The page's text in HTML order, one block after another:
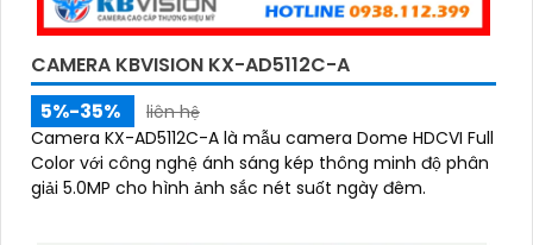
CAMERA KBVISION KX-AD5112C-A
5%-35%
liên hệ
Camera KX-AD5112C-A là mẫu camera Dome HDCVI Full
Color với công nghệ ánh sáng kép thông minh độ phân
giải 5.0MP cho hình ảnh sắc nét suốt ngày đêm.